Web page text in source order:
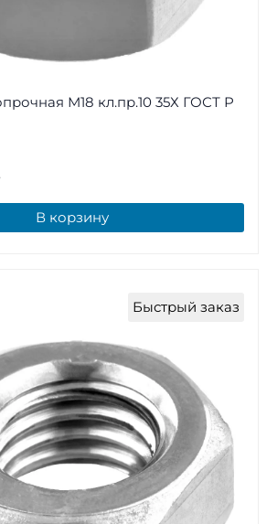
М18 кл.пр.10 35Х ГОСТ Р
В корзину
Быстрый заказ